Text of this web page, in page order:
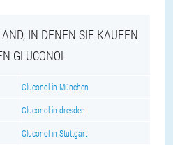
IN DENEN SIE KAUFEN
GLUCONOL
Gluconol in München
Gluconol in dresden
Gluconol in Stuttgart